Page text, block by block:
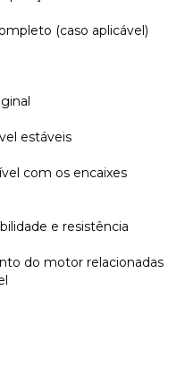
(caso aplicável)
estáveis
com os encaixes
e resistência
do motor relacionadas